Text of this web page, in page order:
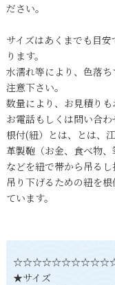
ださい。
サイズはあくまでも目
ります。
水濡れ等により、色落
注意下さい。
数量により、お見積りも
お電話もしくは問い合わ
根付(紐）とは、とは、
革製鞄（お金、食べ物、
などを紐で帯から吊る
吊り下げるための紐を
ています。
★サイズ